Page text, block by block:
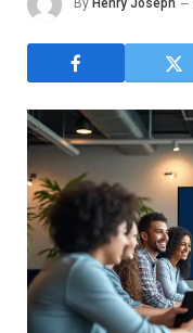
By Henry Joseph